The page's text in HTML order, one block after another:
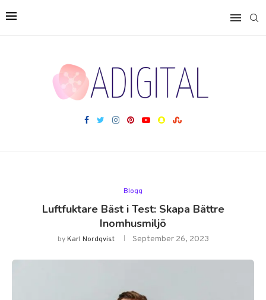
Blogg
Luftfuktare Bäst i Test: Skapa Bättre
Inomhusmiljö
byKarl Nordqvist September 26, 2023